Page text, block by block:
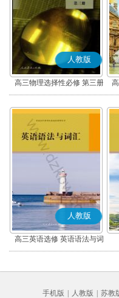
人教版
高三物理选择性必修 第三册
人教版
高三英语选修 英语语法与词
汇
手机版 人教版 苏教